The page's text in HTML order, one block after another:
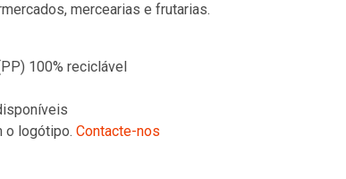
mercearias e frutarias.
100% reciclável
o logótipo. Contacte-nos